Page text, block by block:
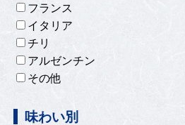
フランス
イタリア
チリ
アルゼンチン
その他
味わい別